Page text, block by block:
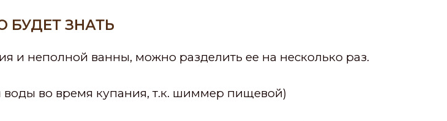
БУДЕТ ЗНАТЬ
и неполной ванны, можно разделить ее на несколько раз.
во время купания, т.к. шиммер пищевой)